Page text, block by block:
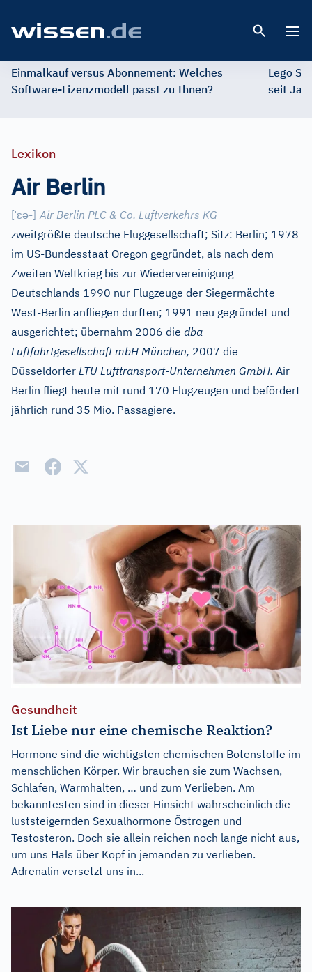
Einmalkauf versus Abonnement: Welches
Software-Lizenzmodell passt zu Ihnen?
Lego
seit
Lexikon
Air Berlin
[ˈɛə-] Air Berlin PLC & Co. Luftverkehrs KG
zweitgrößte deutsche Fluggesellschaft; Sitz: Berlin; 1978
im US-Bundesstaat Oregon gegründet, als nach dem
Zweiten Weltkrieg bis zur Wiedervereinigung
Deutschlands 1990 nur Flugzeuge der Siegermächte
West-Berlin anfliegen durften; 1991 neu gegründet und
ausgerichtet; übernahm 2006 die dba
Luftfahrtgesellschaft mbH München, 2007 die
Düsseldorfer LTU Lufttransport-Unternehmen GmbH. Air
Berlin fliegt heute mit rund 170 Flugzeugen und befördert
jährlich rund 35 Mio. Passagiere.
Gesundheit
Ist Liebe nur eine chemische Reaktion?
Hormone sind die wichtigsten chemischen Botenstoffe im
menschlichen Körper. Wir brauchen sie zum Wachsen,
Schlafen, Warmhalten, … und zum Verlieben. Am
bekanntesten sind in dieser Hinsicht wahrscheinlich die
luststeigernden Sexualhormone Östrogen und
Testosteron. Doch sie allein reichen noch lange nicht aus,
um uns Hals über Kopf in jemanden zu verlieben.
Adrenalin versetzt uns in...